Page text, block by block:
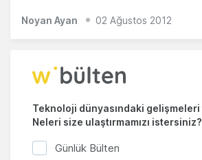
Noyan Ayan 02 Ağustos 2012
Teknoloji dünyasındaki
Neleri size ulaştırmamızı istersiniz?
Günlük Bülten